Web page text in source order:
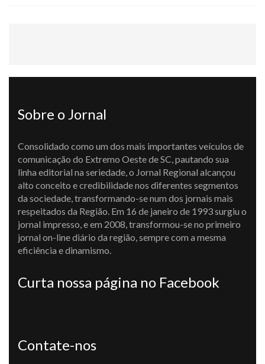
Sobre o Jornal
Consolidado como um dos mais importantes veículos de
comunicação do Extremo Oeste de SC, pautando sua
linha editorial na seriedade, o Jornal Regional alcançou
alto conceito e credibilidade nos diferentes segmentos
da sociedade, transformando-se num dos jornais mais
respeitados da Região. Em 16 de janeiro de 1993 surgiu o
jornal impresso, e em 2008, transformou-se no primeiro
jornal on-line diário da região, sempre com a mesma
eficiência e dinamismo.
Curta nossa página no Facebook
Contate-nos